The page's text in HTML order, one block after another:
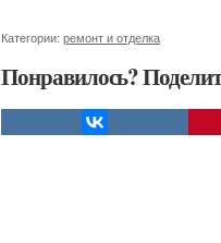
Категории: ремонт и отделка
Понравилось?